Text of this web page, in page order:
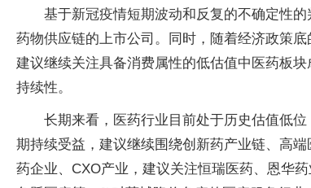
基于新冠疫情短期波动和反复的不确定性
药物供应链的上市公司。同时，随着经济政策
建议继续关注具备消费属性的低估值中医药板
持续性。
长期来看，医药行业目前处于历史估值低
期持续受益，建议继续围绕创新药产业链、高
药企业、CXO产业，建议关注恒瑞医药、恩华